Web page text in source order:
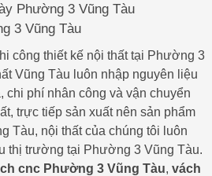
Phường 3 Vũng Tàu
3 Vũng Tàu
công thiết kế nội thất tại Phường 3
Vũng Tàu luôn nhập nguyên liệu
phí nhân công và vận chuyển
trực tiếp sản xuất nên sản phẩm
Tàu, nội thất của chúng tôi luôn
thị trường tại Phường 3 Vũng Tàu.
cnc Phường 3 Vũng Tàu, vách